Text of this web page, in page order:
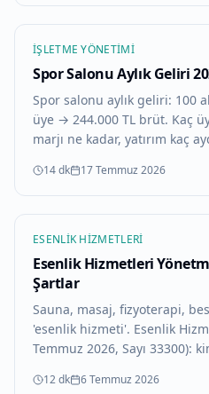
İŞLETME YÖNETIMI
Spor Salonu Aylık Geliri
Spor salonu aylık geliri: 100
üye → 244.000 TL brüt. Kaç
marjı ne kadar, yatırım kaç
14 dk 17 Temmuz 2026
ESENLIK HIZMETLERI
Esenlik Hizmetleri
Şartlar
Sauna, masaj, fizyoterapi,
'esenlik hizmeti'. Esenlik
Temmuz 2026, Sayı 33300):
12 dk 6 Temmuz 2026